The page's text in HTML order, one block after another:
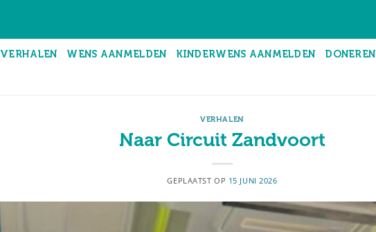
VERHALEN WENS AANMELDEN KINDERWENS AANMELDEN DONEREN
VERHALEN
Naar Circuit Zandvoort
GEPLAATST OP 15 JUNI 2026